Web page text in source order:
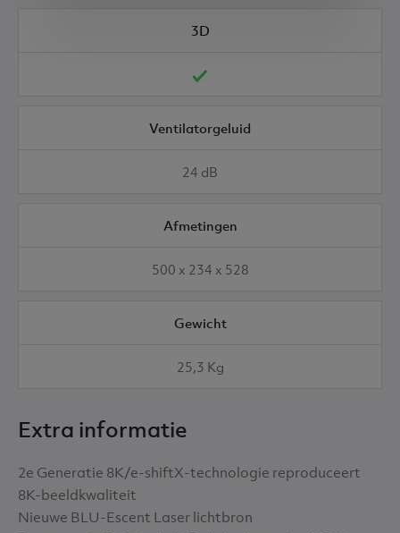
3D
Ventilatorgeluid
24 dB
Afmetingen
500 x 234 x 528
Gewicht
25,3 Kg
Extra informatie
2e Generatie 8K/e-shiftX-technologie reproduceert
8K-beeldkwaliteit
Nieuwe BLU-Escent Laser lichtbron